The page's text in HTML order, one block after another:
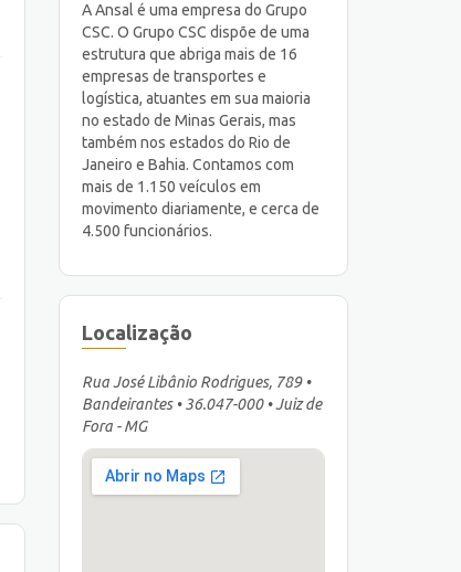
A Ansal é uma empresa do Grupo
CSC. O Grupo CSC dispõe de uma
estrutura que abriga mais de 16
empresas de transportes e
logística, atuantes em sua maioria
no estado de Minas Gerais, mas
também nos estados do Rio de
Janeiro e Bahia. Contamos com
mais de 1.150 veículos em
movimento diariamente, e cerca de
4.500 funcionários.
Localização
Rua José Libânio Rodrigues, 789 •
Bandeirantes • 36.047-000 • Juiz de
Fora - MG